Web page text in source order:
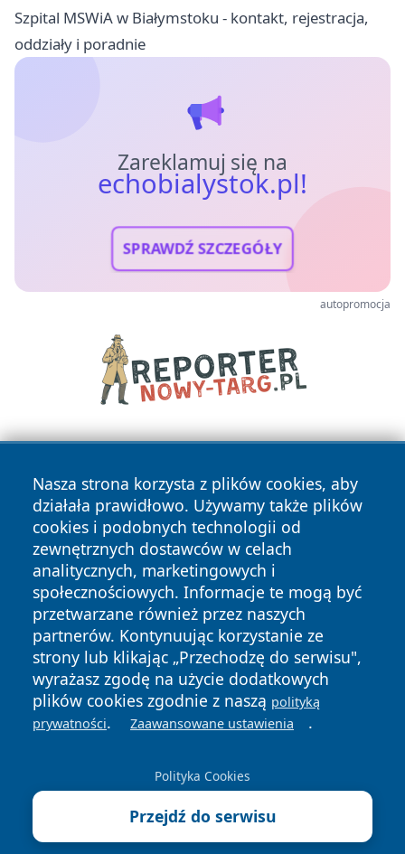
Szpital MSWiA w Białymstoku - kontakt, rejestracja,
oddziały i poradnie
Zareklamuj się na
echobialystok.pl!
SPRAWDŹ SZCZEGÓŁY
autopromocja
Nasza strona korzysta z plików cookies, aby
działała prawidłowo. Używamy także plików
cookies i podobnych technologii od
zewnętrznych dostawców w celach
analitycznych, marketingowych i
społecznościowych. Informacje te mogą być
przetwarzane również przez naszych
partnerów. Kontynuując korzystanie ze
strony lub klikając „Przechodzę do serwisu",
wyrażasz zgodę na użycie dodatkowych
plików cookies zgodnie z naszą polityką
prywatności. Zaawansowane ustawienia .
Polityka Cookies
Przejdź do serwisu
Copyright © 2026 echobialystok.pl Wszystkie prawa
zastrzeżone.
News Autorzy
Polityka
Prywatności
Polityka
Cookies